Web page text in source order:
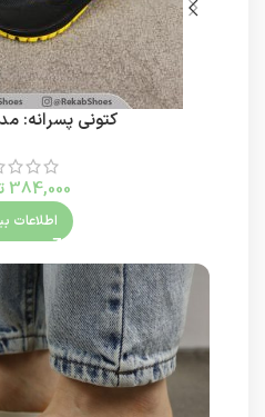
کتونی پسرانه:
384,000
اطلاعات